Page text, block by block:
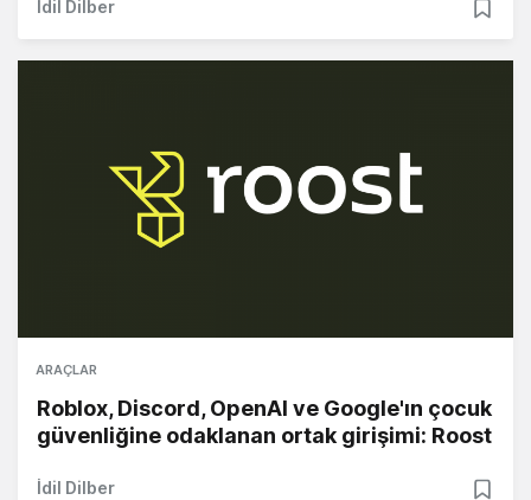
İdil Dilber
ARAÇLAR
Roblox, Discord, OpenAI ve Google'ın çocuk
güvenliğine odaklanan ortak girişimi: Roost
İdil Dilber